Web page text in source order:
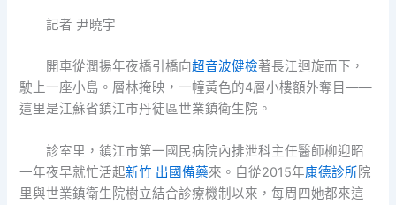
記者 尹曉宇
開車從潤揚年夜橋引橋向超音波健檢著長江迴旋而下，
駛上一座小島。層林掩映，一幢黃色的4層小樓額外奪目——
這里是江蘇省鎮江市丹徒區世業鎮衛生院。
診室里，鎮江市第一國民病院內排泄科主任醫師柳迎昭
一年夜早就忙活起新竹 出國備藥來。自從2015年康德診所院
里與世業鎮衛生院樹立結合診療機制以來，每周四她都來這